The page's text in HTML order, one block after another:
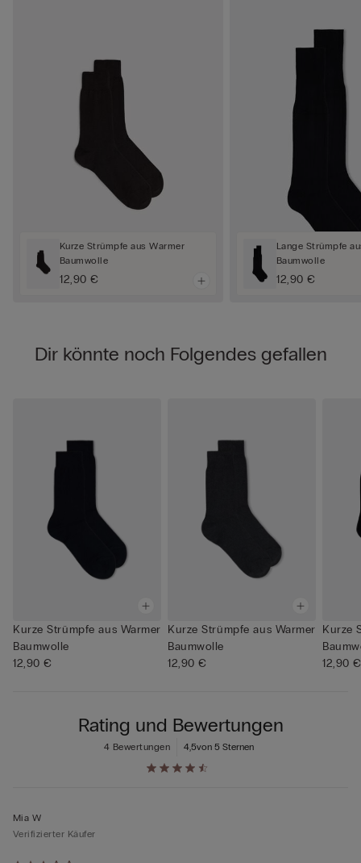
Kurze Strümpfe aus Warmer
Baumwolle
12,90 €
Lange Strümpfe
Baumwolle
12,90 €
Dir könnte noch Folgendes gefallen
Kurze Strümpfe aus Warmer
Baumwolle
12,90 €
Kurze Strümpfe aus Warmer
Baumwolle
12,90 €
Kurze
12,90 €
Rating und Bewertungen
4,5von 5 Sternen
4 Bewertungen
Mia W
Verifizierter Käufer